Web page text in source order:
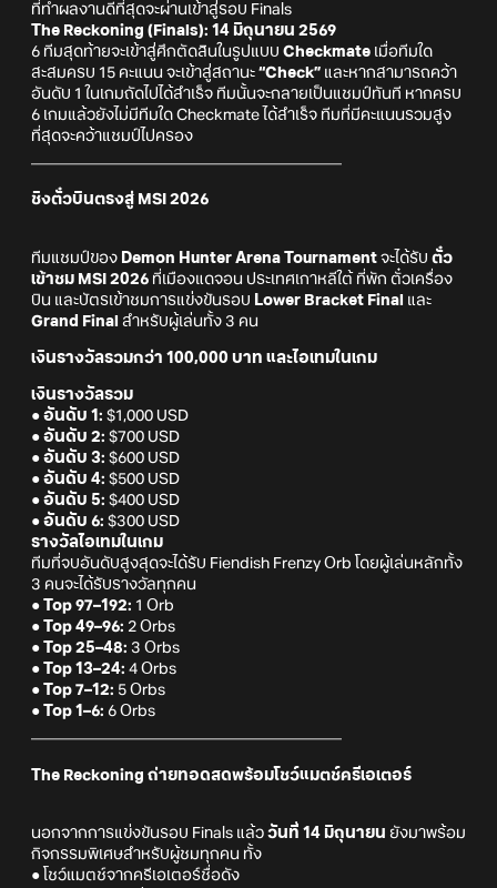
ที่ทำผลงานดีที่สุดจะผ่านเข้าสู่รอบ Finals
The Reckoning (Finals): 14 มิถุนายน 2569
6 ทีมสุดท้ายจะเข้าสู่ศึกตัดสินในรูปแบบ Checkmate เมื่อทีมใด
สะสมครบ 15 คะแนน จะเข้าสู่สถานะ “Check” และหากสามารถคว้า
อันดับ 1 ในเกมถัดไปได้สำเร็จ ทีมนั้นจะกลายเป็นแชมป์ทันที หากครบ
6 เกมแล้วยังไม่มีทีมใด Checkmate ได้สำเร็จ ทีมที่มีคะแนนรวมสูง
ที่สุดจะคว้าแชมป์ไปครอง
ชิงตั๋วบินตรงสู่ MSI 2026
ทีมแชมป์ของ Demon Hunter Arena Tournament จะได้รับ ตั๋ว
เข้าชม MSI 2026 ที่เมืองแดจอน ประเทศเกาหลีใต้ ที่พัก ตั๋วเครื่อง
บิน และบัตรเข้าชมการแข่งขันรอบ Lower Bracket Final และ
Grand Final สำหรับผู้เล่นทั้ง 3 คน
เงินรางวัลรวมกว่า 100,000 บาท และไอเทมในเกม
เงินรางวัลรวม
● อันดับ 1: $1,000 USD
● อันดับ 2: $700 USD
● อันดับ 3: $600 USD
● อันดับ 4: $500 USD
● อันดับ 5: $400 USD
● อันดับ 6: $300 USD
รางวัลไอเทมในเกม
ทีมที่จบอันดับสูงสุดจะได้รับ Fiendish Frenzy Orb โดยผู้เล่นหลักทั้ง
3 คนจะได้รับรางวัลทุกคน
● Top 97–192: 1 Orb
● Top 49–96: 2 Orbs
● Top 25–48: 3 Orbs
● Top 13–24: 4 Orbs
● Top 7–12: 5 Orbs
● Top 1–6: 6 Orbs
The Reckoning ถ่ายทอดสดพร้อมโชว์แมตช์ครีเอเตอร์
นอกจากการแข่งขันรอบ Finals แล้ว วันที่ 14 มิถุนายน ยังมาพร้อม
กิจกรรมพิเศษสำหรับผู้ชมทุกคน ทั้ง
● โชว์แมตช์จากครีเอเตอร์ชื่อดัง